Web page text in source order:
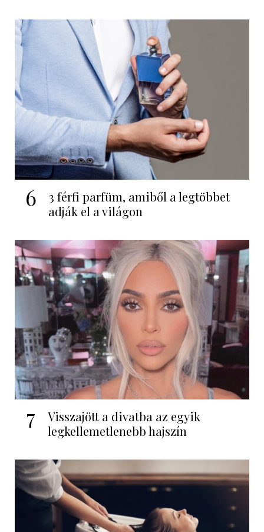
6
3 férfi parfüm, amiből a legtöbbet
adják el a világon
7
Visszajött a divatba az egyik
legkellemetlenebb hajszín